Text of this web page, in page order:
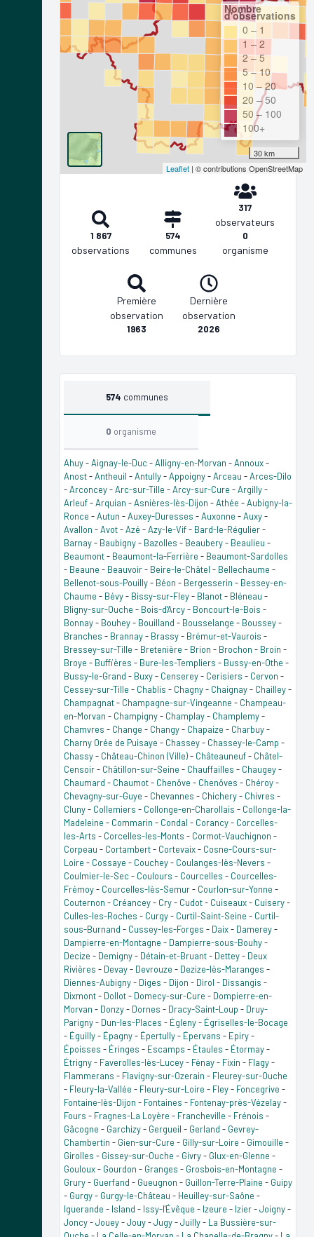
Nombre
d'observations
0 – 1
1 – 2
2 – 5
5 – 10
10 – 20
20 – 50
50 – 100
100+
30 km
Leaflet | © contributions OpenStreetMap
1 867
observations
574
communes
317
observateurs
0
organisme
Première
observation
1963
Dernière
observation
2026
574 communes
0 organisme
Ahuy-Aignay-le-Duc -Alligny-en-Morvan -Annoux-
Anost-Antheuil -Antully-Appoigny-Arceau -Arces-Dilo
-Arconcey-Arc-sur-Tille -Arcy-sur-Cure -Argilly-
Arleuf-Arquian -Asnières-lès-Dijon -Athée -Aubigny-la-
Ronce -Autun -Auxey-Duresses -Auxonne -Auxy-
Avallon -Avot-Azé -Azy-le-Vif- Bard-le-Régulier-
Barnay- Baubigny- Bazolles - Beaubery- Beaulieu -
Beaumont- Beaumont-la-Ferrière - Beaumont-Sardolles
- Beaune - Beauvoir- Beire-le-Châtel - Bellechaume -
Bellenot-sous-Pouilly- Béon - Bergesserin - Bessey-en-
Chaume - Bévy- Bissy-sur-Fley- Blanot- Bléneau -
Bligny-sur-Ouche - Bois-d'Arcy- Boncourt-le-Bois -
Bonnay- Bouhey- Bouilland - Bousselange - Boussey-
Branches - Brannay- Brassy- Brémur-et-Vaurois -
Bressey-sur-Tille - Bretenière - Brion - Brochon - Broin -
Broye - Buffières - Bure-les-Templiers - Bussy-en-Othe -
Bussy-le-Grand - Buxy- Censerey- Cerisiers - Cervon -
Cessey-sur-Tille - Chablis - Chagny- Chaignay- Chailley-
Champagnat- Champagne-sur-Vingeanne - Champeau-
en-Morvan - Champigny- Champlay- Champlemy-
Chamvres - Change - Changy- Chapaize - Charbuy-
Charny Orée de Puisaye - Chassey- Chassey-le-Camp -
Chassy- Château-Chinon (Ville)- Châteauneuf- Châtel-
Censoir- Châtillon-sur-Seine - Chauffailles - Chaugey-
Chaumard - Chaumot- Chenôve - Chenôves - Chéroy-
Chevagny-sur-Guye - Chevannes - Chichery- Chivres -
Cluny- Collemiers - Collonge-en-Charollais - Collonge-la-
Madeleine - Commarin - Condal - Corancy- Corcelles-
les-Arts - Corcelles-les-Monts - Cormot-Vauchignon -
Corpeau - Cortambert- Cortevaix- Cosne-Cours-sur-
Loire - Cossaye - Couchey- Coulanges-lès-Nevers -
Coulmier-le-Sec - Coulours - Courcelles - Courcelles-
Frémoy- Courcelles-lès-Semur- Courlon-sur-Yonne -
Couternon - Créancey- Cry- Cudot- Cuiseaux- Cuisery-
Culles-les-Roches - Curgy- Curtil-Saint-Seine - Curtil-
sous-Burnand - Cussey-les-Forges - Daix- Damerey-
Dampierre-en-Montagne - Dampierre-sous-Bouhy-
Decize - Demigny- Détain-et-Bruant- Dettey- Deux
Rivières - Devay- Devrouze - Dezize-lès-Maranges -
Diennes-Aubigny- Diges - Dijon - Dirol - Dissangis -
Dixmont- Dollot- Domecy-sur-Cure - Dompierre-en-
Morvan - Donzy- Dornes - Dracy-Saint-Loup - Druy-
Parigny- Dun-les-Places - Égleny- Égriselles-le-Bocage
- Éguilly- Épagny- Épertully- Épervans - Epiry-
Époisses - Éringes - Escamps - Étaules - Étormay-
Étrigny- Faverolles-lès-Lucey- Fénay- Fixin - Flagy-
Flammerans - Flavigny-sur-Ozerain - Fleurey-sur-Ouche
- Fleury-la-Vallée - Fleury-sur-Loire - Fley- Foncegrive -
Fontaine-lès-Dijon - Fontaines - Fontenay-près-Vézelay-
Fours - Fragnes-La Loyère - Francheville - Frénois -
Gâcogne - Garchizy- Gergueil - Gerland - Gevrey-
Chambertin - Gien-sur-Cure - Gilly-sur-Loire - Gimouille -
Girolles - Gissey-sur-Ouche - Givry- Glux-en-Glenne -
Gouloux- Gourdon - Granges - Grosbois-en-Montagne -
Grury- Guerfand - Gueugnon - Guillon-Terre-Plaine - Guipy
- Gurgy- Gurgy-le-Château - Heuilley-sur-Saône -
Iguerande - Island - Issy-l'Évêque - Izeure - Izier-Joigny-
Joncy-Jouey-Jouy-Jugy-Juilly- La Bussière-sur-